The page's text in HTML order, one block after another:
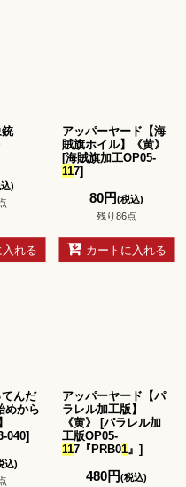
)
れる
アッパーヤード【海
賊旗ホイル】《黄》
[海賊旗加工OP05-
117]
80円(税込)
残り86点
カートに入れる
んだ
めから
040]
込)
アッパーヤード【パ
ラレル加工版】
《黄》
[パラレル加
工版OP05-
117『PRB01』 ]
480円(税込)